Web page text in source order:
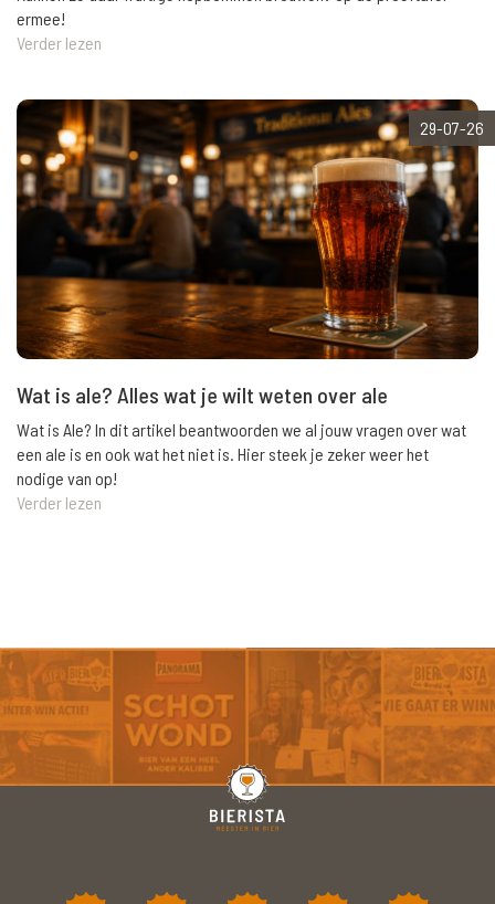
ermee!
Verder lezen
29-07-26
Wat is ale? Alles wat je wilt weten over ale
Wat is Ale? In dit artikel beantwoorden we al jouw vragen over wat
een ale is en ook wat het niet is. Hier steek je zeker weer het
nodige van op!
Verder lezen